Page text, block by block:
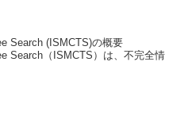
Search (ISMCTS)の概要
Search（ISMCTS）は、不完全情